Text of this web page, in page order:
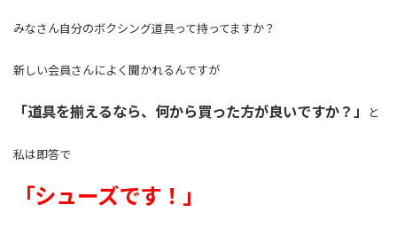
みなさん自分のボクシング道具って持ってますか？
新しい会員さんによく聞かれるんですが
「道具を揃えるなら、何から買った方が良いですか？」 と
私は即答で
「シューズです！」